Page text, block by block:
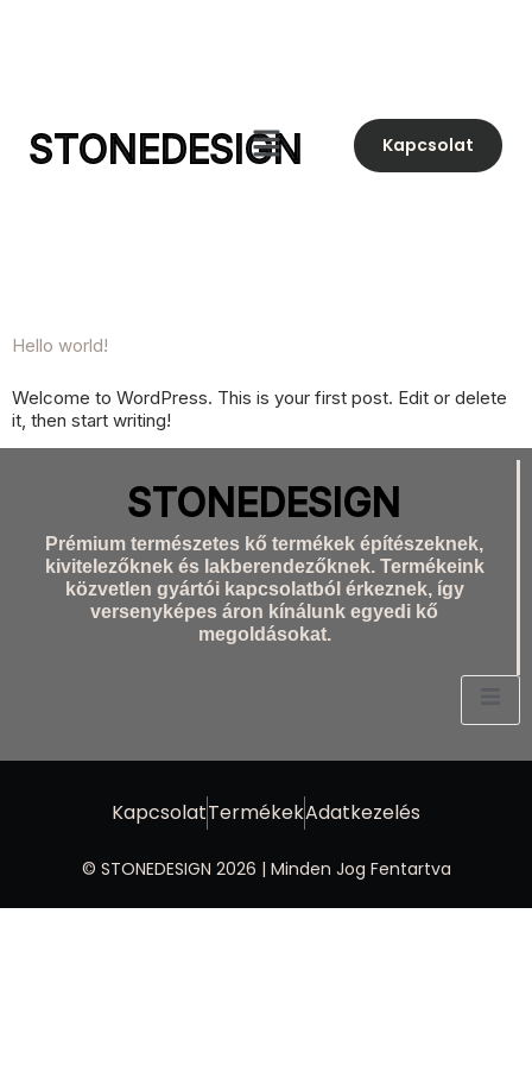
STONEDESIGN Kapcsolat
Hello world!
Welcome to WordPress. This is your first post. Edit or delete
it, then start writing!
STONEDESIGN
Prémium természetes kő termékek építészeknek,
kivitelezőknek és lakberendezőknek. Termékeink
közvetlen gyártói kapcsolatból érkeznek, így
versenyképes áron kínálunk egyedi kő
megoldásokat.
© STONEDESIGN 2026 | Minden Jog Fentartva
KapcsolatTermékekAdatkezelés